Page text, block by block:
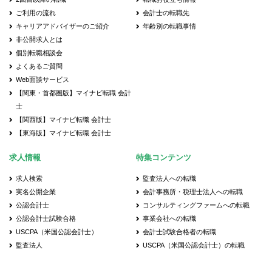
ご利用の流れ
キャリアアドバイザーのご紹介
非公開求人とは
個別転職相談会
よくあるご質問
Web面談サービス
【関東・首都圏版】マイナビ転職 会計
士
【関西版】マイナビ転職 会計士
【東海版】マイナビ転職 会計士
会計士の転職先
年齢別の転職事情
求人情報
求人検索
実名公開企業
公認会計士
公認会計士試験合格
USCPA（米国公認会計士）
監査法人
特集コンテンツ
監査法人への転職
会計事務所・税理士法人への転職
コンサルティングファームへの転職
事業会社への転職
会計士試験合格者の転職
USCPA（米国公認会計士）の転職